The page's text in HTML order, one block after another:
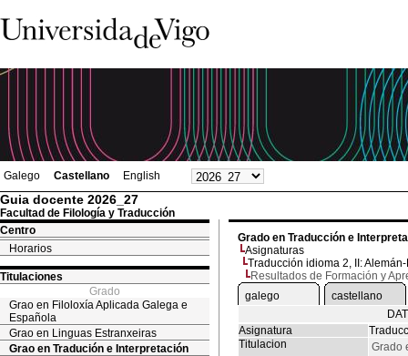
Galego Castellano English
Guia docente 2026_27
Facultad de Filología y Traducción
Centro
Horarios
Titulaciones
Grado
Grao en Filoloxía Aplicada Galega e
Española
Grao en Linguas Estranxeiras
Grao en Tradución e Interpretación
Grado en Traducción e
Asignaturas
Traducción idioma 2, II:
Resultados de Formación y
galego
castellano
Asignatura
Titulacion
Grado